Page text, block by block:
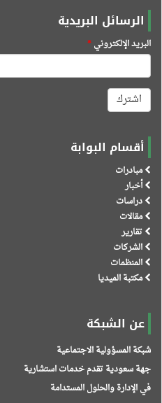
الرسائل البريدية
البريد الإلكتروني*
اشترك
أقسام البوابة
مبادرات
أخبار
دراسات
مقالات
تقارير
الشركات
المنظمات
مكتبة الميديا
عن الشبكة
شبكة المسؤولية الاجتماعية
جهة سعودية تقدم خدمات استشارية
في الإدارة والحلول المستدامة